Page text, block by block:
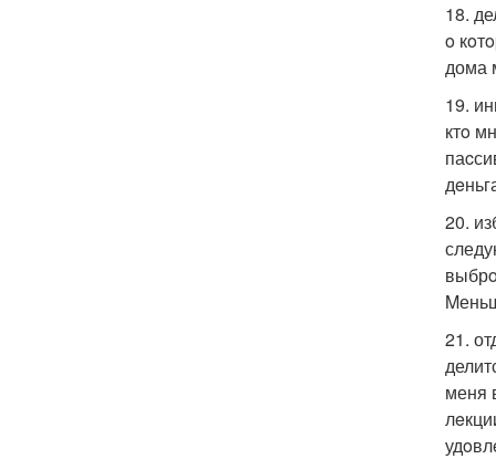
18.
o
дома
19.
ктo
20.
21.
меня